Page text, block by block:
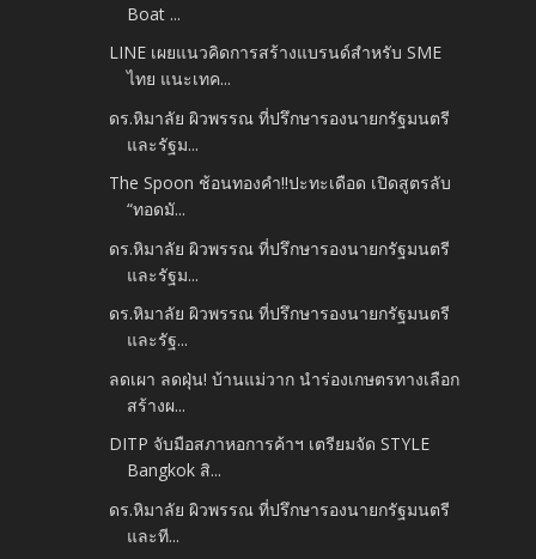
Boat ...
LINE เผยแนวคิดการสร้างแบรนด์สำหรับ SME
ไทย แนะเทค...
ดร.หิมาลัย ผิวพรรณ ที่ปรึกษารองนายกรัฐมนตรี
และรัฐม...
The Spoon ช้อนทองคำ!!ปะทะเดือด เปิดสูตรลับ
“ทอดมั...
ดร.หิมาลัย ผิวพรรณ ที่ปรึกษารองนายกรัฐมนตรี
และรัฐม...
ดร.หิมาลัย ผิวพรรณ ที่ปรึกษารองนายกรัฐมนตรี
และรัฐ...
ลดเผา ลดฝุ่น! บ้านแม่วาก นำร่องเกษตรทางเลือก
สร้างผ...
DITP จับมือสภาหอการค้าฯ เตรียมจัด STYLE
Bangkok สิ...
ดร.หิมาลัย ผิวพรรณ ที่ปรึกษารองนายกรัฐมนตรี
และที...